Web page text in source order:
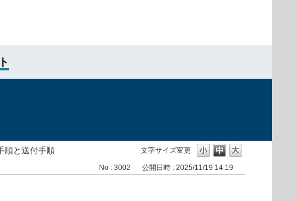
文字サイズ変更
順と送付手順
No : 3002 公開日時 : 2025/11/19 14:19